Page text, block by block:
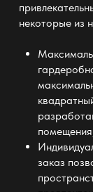
некоторые из
заказ